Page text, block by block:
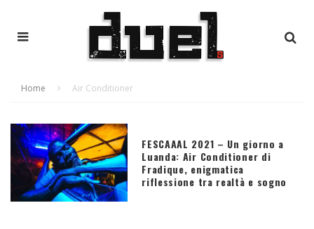
Home Air Conditioner
FESCAAAL 2021 – Un giorno a
Luanda: Air Conditioner di
Fradique, enigmatica
riflessione tra realtà e sogno